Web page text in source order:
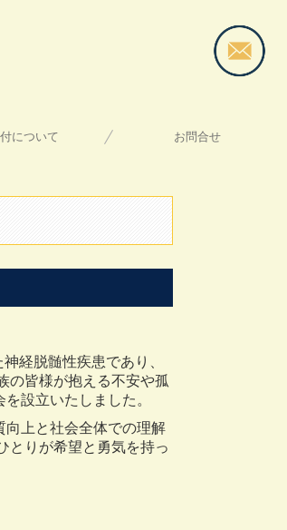
について お問合せ
経脱髄性疾患であり、
の皆様が抱える不安や孤
設立いたしました。
上と社会全体での理解
とりが希望と勇気を持っ